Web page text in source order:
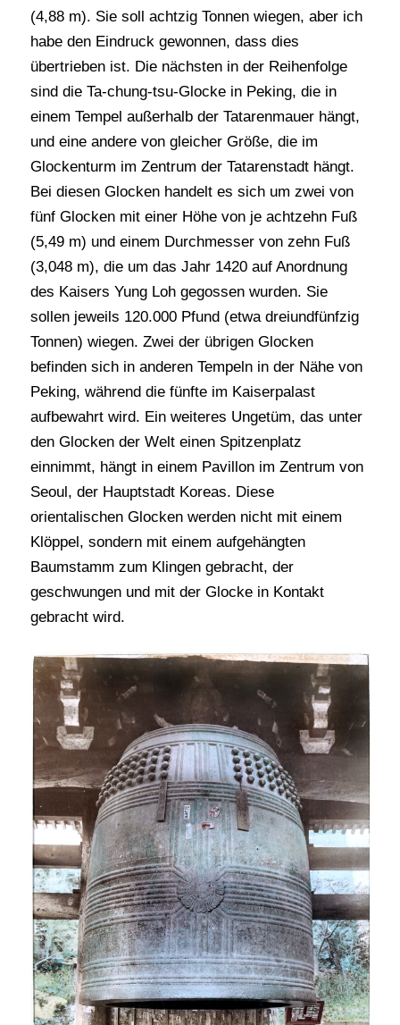
(4,88 m). Sie soll achtzig Tonnen wiegen, aber ich
habe den Eindruck gewonnen, dass dies
übertrieben ist. Die nächsten in der Reihenfolge
sind die Ta-chung-tsu-Glocke in Peking, die in
einem Tempel außerhalb der Tatarenmauer hängt,
und eine andere von gleicher Größe, die im
Glockenturm im Zentrum der Tatarenstadt hängt.
Bei diesen Glocken handelt es sich um zwei von
fünf Glocken mit einer Höhe von je achtzehn Fuß
(5,49 m) und einem Durchmesser von zehn Fuß
(3,048 m), die um das Jahr 1420 auf Anordnung
des Kaisers Yung Loh gegossen wurden. Sie
sollen jeweils 120.000 Pfund (etwa dreiundfünfzig
Tonnen) wiegen. Zwei der übrigen Glocken
befinden sich in anderen Tempeln in der Nähe von
Peking, während die fünfte im Kaiserpalast
aufbewahrt wird. Ein weiteres Ungetüm, das unter
den Glocken der Welt einen Spitzenplatz
einnimmt, hängt in einem Pavillon im Zentrum von
Seoul, der Hauptstadt Koreas. Diese
orientalischen Glocken werden nicht mit einem
Klöppel, sondern mit einem aufgehängten
Baumstamm zum Klingen gebracht, der
geschwungen und mit der Glocke in Kontakt
gebracht wird.